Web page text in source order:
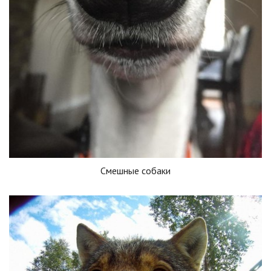
Смешные собаки